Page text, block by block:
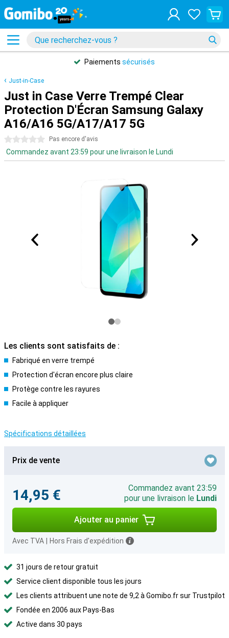
Paiements sécurisés
Just-in-Case
Just in Case Verre Trempé Clear
Protection D'Écran Samsung Galaxy
A16/A16 5G/A17/A17 5G
0 étoiles Pas encore d'avis
Commandez avant 23:59 pour une livraison le Lundi
Les clients sont satisfaits de :
Fabriqué en verre trempé
Protection d'écran encore plus claire
Protège contre les rayures
Facile à appliquer
Spécifications détaillées
Prix de vente
14,95 €
Commandez avant 23:59
pour une livraison le Lundi
Ajouter au panier
Avec TVA Hors Frais d'expédition
31 jours de retour gratuit
Service client disponible tous les jours
Les clients attribuent une note de 9,2 à Gomibo.fr sur Trustpilot
Fondée en 2006 aux Pays-Bas
Active dans 30 pays